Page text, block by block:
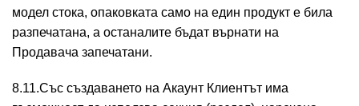
модел стока, опаковката само на един продукт е била
разпечатана, а останалите бъдат върнати на
Продавача запечатани.
8.11.Със създаването на Акаунт Клиентът има